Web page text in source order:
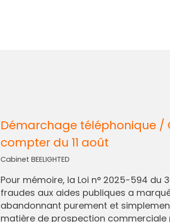
Démarchage téléphonique /
compter du 11 août
Cabinet BEELIGHTED
Pour mémoire, la Loi n° 2025-594 du
fraudes aux aides publiques a
abandonnant purement et
matière de prospection